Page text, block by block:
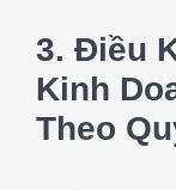
3. Điều
Kinh
Theo